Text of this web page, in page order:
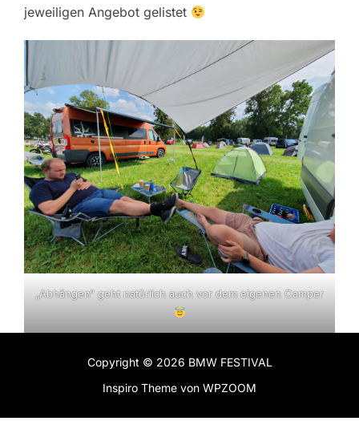
jeweiligen Angebot gelistet
„Abhängen“ geht natürlich auch vor dem eigenen Camper
Copyright © 2026 BMW FESTIVAL
Inspiro Theme von WPZOOM